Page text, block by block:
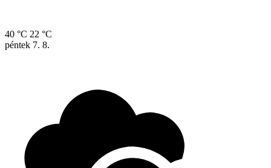
40 °C 22 °C
péntek 7. 8.